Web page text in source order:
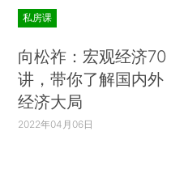
私房课
向松祚：宏观经济70
讲，带你了解国内外
经济大局
2022年04月06日